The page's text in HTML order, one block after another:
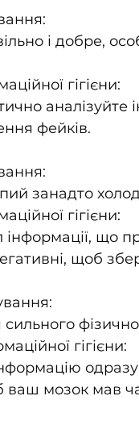
і добре,
гігієни:
аналізуйте
фейків.
занадто
гігієни:
що
щоб
сильного
гігієни:
одразу
мозок мав